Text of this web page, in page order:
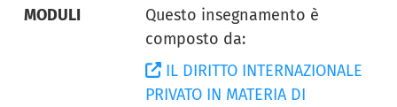
MODULI
Questo insegnamento è
composto da:
IL DIRITTO INTERNAZIONALE
PRIVATO IN MATERIA DI